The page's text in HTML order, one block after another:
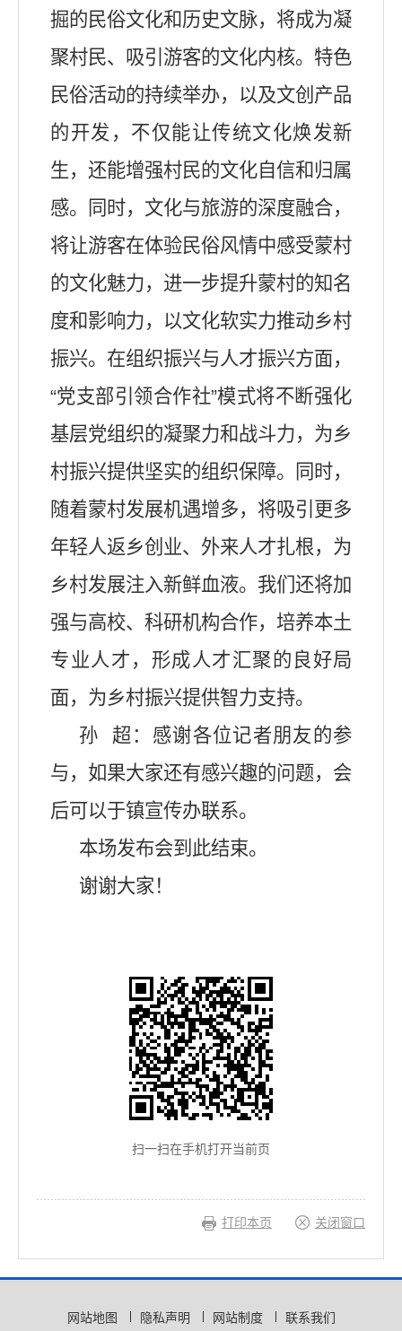
掘的民俗文化和历史文脉，将成为凝
聚村民、吸引游客的文化内核。特色
民俗活动的持续举办，以及文创产品
的开发，不仅能让传统文化焕发新
生，还能增强村民的文化自信和归属
感。同时，文化与旅游的深度融合，
将让游客在体验民俗风情中感受蒙村
的文化魅力，进一步提升蒙村的知名
度和影响力，以文化软实力推动乡村
振兴。 在组织振兴与人才振兴方面，
“党支部引领合作社”模式将不断强化
基层党组织的凝聚力和战斗力，为乡
村振兴提供坚实的组织保障。同时，
随着蒙村发展机遇增多，将吸引更多
年轻人返乡创业、外来人才扎根，为
乡村发展注入新鲜血液。我们还将加
强与高校、科研机构合作，培养本土
专业人才，形成人才汇聚的良好局
面，为乡村振兴提供智力支持。
孙
超：感谢各位记者朋友的参
与，如果大家还有感兴趣的问题，会
后可以于镇宣传办联系。
本场发布会到此结束。
谢谢大家！
扫一扫在手机打开当前页
打印本页 关闭窗口
网站地图 隐私声明 网站制度 联系我们